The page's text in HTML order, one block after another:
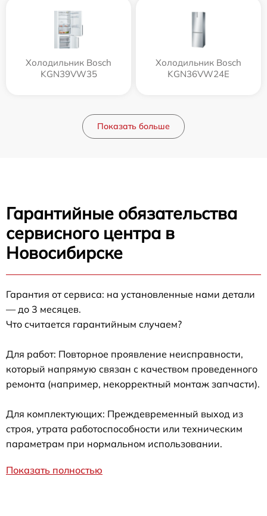
Холодильник Bosch
KGN39VW35
Холодильник Bosch
KGN36VW24E
Показать больше
Гарантийные обязательства
сервисного центра в
Новосибирске
Гарантия от сервиса: на установленные нами детали
— до 3 месяцев.
Что считается гарантийным случаем?
Для работ: Повторное проявление неисправности,
который напрямую связан с качеством проведенного
ремонта (например, некорректный монтаж запчасти).
Для комплектующих: Преждевременный выход из
строя, утрата работоспособности или техническим
параметрам при нормальном использовании.
Показать полностью